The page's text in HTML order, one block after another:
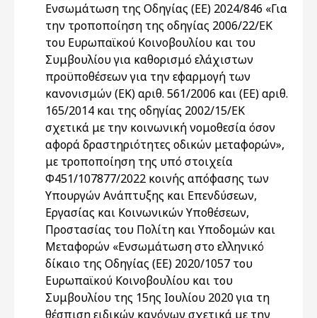
Ενσωμάτωση της Οδηγίας (ΕΕ) 2024/846 «Για
την τροποποίηση της οδηγίας 2006/22/ΕΚ
του Ευρωπαϊκού Κοινοβουλίου και του
Συμβουλίου για καθορισμό ελάχιστων
προϋποθέσεων για την εφαρμογή των
κανονισμών (ΕΚ) αριθ. 561/2006 και (ΕΕ) αριθ.
165/2014 και της οδηγίας 2002/15/ΕΚ
σχετικά με την κοινωνική νομοθεσία όσον
αφορά δραστηριότητες οδικών μεταφορών»,
με τροποποίηση της υπό στοιχεία
Φ451/107877/2022 κοινής απόφασης των
Υπουργών Ανάπτυξης και Επενδύσεων,
Εργασίας και Κοινωνικών Υποθέσεων,
Προστασίας του Πολίτη και Υποδομών και
Μεταφορών «Ενσωμάτωση στο ελληνικό
δίκαιο της Οδηγίας (ΕΕ) 2020/1057 του
Ευρωπαϊκού Κοινοβουλίου και του
Συμβουλίου της 15ης Ιουλίου 2020 για τη
θέσπιση ειδικών κανόνων σχετικά με την